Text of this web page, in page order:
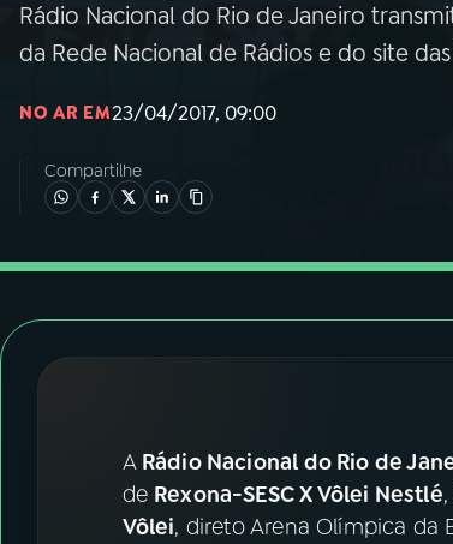
04PROGRAMAS
05 PODCASTS
06VIDEOCASTS
07ÚLTIMAS
YouTube Facebook
Instagram X
Rádio Nacional do Rio de Janeiro
da Rede Nacional de Rádios e do site das
NO AR EM23/04/2017, 09:00
Compartilhe
A Rádio Nacional do Rio de
de Rexona-SESC X Vôlei Nestlé
Vôlei, direto Arena Olímpica da